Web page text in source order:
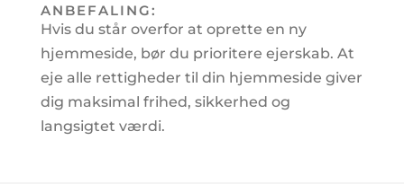
ANBEFALING:
Hvis du står overfor at oprette en ny
hjemmeside, bør du prioritere ejerskab. At
eje alle rettigheder til din hjemmeside giver
dig maksimal frihed, sikkerhed og
langsigtet værdi.